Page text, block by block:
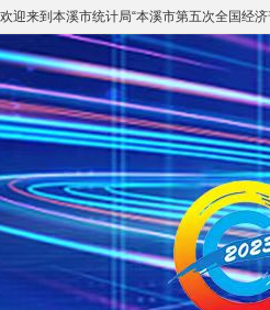
欢迎来到 本溪市统计局“本溪市第五次全国经济